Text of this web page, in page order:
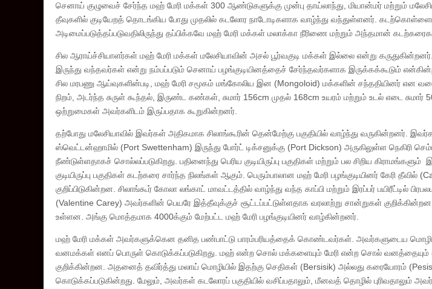
செனாய் குழுவைச் சேர்ந்த மஹ் மேரி மக்கள் 300 ஆண்டுகளுக்கு முன்பு தாய்லாந்து, மியான்மர் மற்றும்
தீவுகளில் குடியேறத் தொடங்கிய போது முதலில் கடலோர நாடோடிகளாக வாழ்ந்து வந்துள்ளனர்.
அடிமைப்படுத்தப்படுவதிலிருந்து தப்பிக்கவே மஹ் மேரி மக்கள் மலாக்கா நீரிணை மற்றும் அந்தமான்
சில ஆராய்ச்சியாளர்கள் மஹ் மேரி மக்கள் மலேசியாவின் அசல் பூர்வகுடி மக்கள் இல்லை என்று
இருந்து வந்தவர்கள் என்று நம்பப்படும் செனாய் பழங்குடியினத்தைச் சேர்ந்தவர்களாக இருக்கக்கூடும்
சில மரபணு ஆய்வுகளின்படி, மஹ் மேரி சமூகம் மங்கோலிய இன (Mongoloid) மக்களின் சந்ததியினர் என
நிறம், அடர்ந்த சுருள் கூந்தல், இருண்ட கண்கள், சுமார் 156cm முதல் 168cm உயரம் மற்றும் உடல் எடை சுமார்
ஒற்றுமைகள் அவர்களிடம் இருப்பதாக கூறுகின்றனர்.
தற்போது மலேசியாவில் இவர்கள் அதிகமாக சிலாங்கூரின் தென்மேற்கு பகுதியில் வாழ்ந்து வருகின்றனர்.
ஸ்வெட்டன்ஹாமில் (Port Swettenham) இருந்து போர்ட் டிக்சனுக்கு (Port Dickson) அருகிலுள்ள நெகிரி
நீண்டுள்ளதாகச் சொல்லப்படுகிறது. பதினைந்து பெரிய குடியிருப்பு பகுதிகள் மற்றும் பல சிறிய
குடியிருப்பு பகுதிகள் கடற்கரை சார்ந்த நிலங்கள் ஆகும். பெரும்பாலான மஹ் மேரி பழங்குடியினர் கேரி தீவில்
குறிப்பிடுகின்றன. சிலாங்கூர் கோலா லங்காட் மாவட்டத்தில் வாழ்ந்து வந்த காப்பி மற்றும் இரப்பர் பயிரீட்டில்
(Valentine Carey) அவர்களின் பெயரே இத்தீவுக்குச் சூட்டப்பட்டுள்ளதாக வரலாற்று சான்றுகள்
உள்ளன. அங்கு மொத்தமாக 4000க்கும் மேற்பட்ட மஹ் மேரி பழங்குடியினர் வாழ்கின்றனர்.
மஹ் மேரி மக்கள் அவர்களுக்கென தனித பண்பாட்டு பாரம்பரியத்தைக் கொண்டவர்கள். அவர்களுடைய
வனமக்கள் எனப் பொருள் கொடுக்கப்படுகிறது. மஹ் என்ற சொல் மக்களையும் மேரி என்ற சொல் வனத்தையும்
குறிக்கின்றன. அதனைத் தவிர்த்து மலாய் மொழியில் இதற்கு செதிகள் (Bersisik) அல்லது கரையோரம்
கொடுக்கப்படுகின்றது. மேலும், அவர்கள் கடலோரப் பகுதியில் வசிப்பதாலும், மீனவத் தொழில் புரிவதாலும்